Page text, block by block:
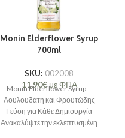
Monin Elderflower Syrup
700ml
SKU: 002008
11,90€με ΦΠΑ
Monin Elderflower Syrup –
Λουλουδάτη και Φρουτώδης
Γεύση για Κάθε Δημιουργία
Ανακαλύψτε την εκλεπτυσμένη